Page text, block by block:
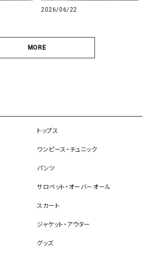
2026/06/22
MORE
トップス
ワンピース・チュニック
パンツ
サロペット・オーバーオール
スカート
ジャケット・アウター
グッズ